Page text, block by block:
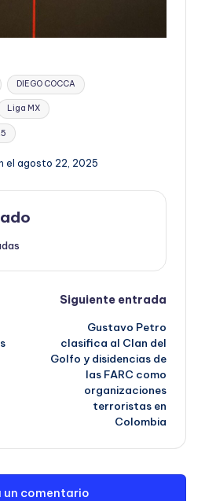
DIEGO COCCA
Liga MX
el agosto 22, 2025
Siguiente entrada
Gustavo Petro
clasifica al Clan del
Golfo y disidencias de
las FARC como
organizaciones
terroristas en
Colombia
un comentario